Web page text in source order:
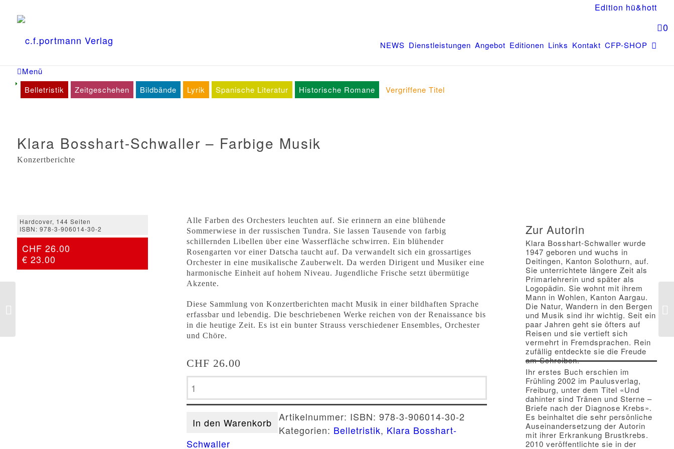
Edition hü&hott
0
NEWS Dienstleistungen Angebot Editionen Links Kontakt CFP-SHOP
Menü
Belletristik
Zeitgeschehen Bildbände Lyrik Spanische Literatur Historische Romane Vergriffene Titel
Klara Bosshart-Schwaller – Farbige Musik
Konzertberichte
Hardcover, 144 Seiten
ISBN: 978-3-906014-30-2
CHF 26.00
€ 23.00
Alle Farben des Orchesters leuchten auf. Sie erinnern an eine blühende
Sommerwiese in der russischen Tundra. Sie lassen Tausende von farbig
schillernden Libellen über eine Wasserfläche schwirren. Ein blühender
Rosengarten vor einer Datscha taucht auf. Da verwandelt sich ein grossartiges
Orchester in eine musikalische Zauberwelt. Da werden Dirigent und Musiker eine
harmonische Einheit auf hohem Niveau. Jugendliche Frische setzt übermütige
Akzente.
Diese Sammlung von Konzertberichten macht Musik in einer bildhaften Sprache
erfassbar und lebendig. Die beschriebenen Werke reichen von der Renaissance bis
in die heutige Zeit. Es ist ein bunter Strauss verschiedener Ensembles, Orchester
und Chöre.
CHF 26.00
Klara
Bosshart-
Schwaller
In den Warenkorb Artikelnummer: ISBN: 978-3-906014-30-2
Kategorien: Belletristik, Klara Bosshart-
Schwaller
Zur Autorin
Klara Bosshart-Schwaller wurde
1947 geboren und wuchs in
Deitingen, Kanton Solothurn, auf.
Sie unterrichtete längere Zeit als
Primarlehrerin und später als
Logopädin. Sie wohnt mit ihrem
Mann in Wohlen, Kanton Aargau.
Die Natur, Wandern in den Bergen
und Musik sind ihr wichtig. Seit ein
paar Jahren geht sie öfters auf
Reisen und sie vertieft sich
vermehrt in Fremdsprachen. Rein
zufällig entdeckte sie die Freude
am Schreiben.
Ihr erstes Buch erschien im
Frühling 2002 im Paulusverlag,
Freiburg, unter dem Titel «Und
dahinter sind Tränen und Sterne –
Briefe nach der Diagnose Krebs».
Es beinhaltet die sehr persönliche
Auseinandersetzung der Autorin
mit ihrer Erkrankung Brustkrebs.
2010 veröffentlichte sie in der